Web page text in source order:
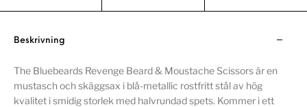
Beskrivning
The Bluebeards Revenge Beard & Moustache Scissors är en
mustasch och skäggsax i blå-metallic rostfritt stål av hög
kvalitet i smidig storlek med halvrundad spets. Kommer i ett